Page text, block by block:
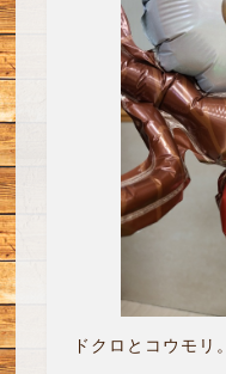
ドクロとコウモリ。